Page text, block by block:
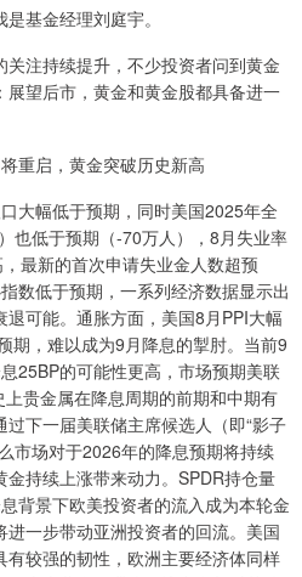
基金经理刘庭宇。
注持续提升，不少投资者问到黄金
望后市，黄金和黄金股都具备进一
启，黄金突破历史新高
幅低于预期，同时美国2025年全
也低于预期（-70万人），8月失业率
最新的首次申请失业金人数超预
数低于预期，一系列经济数据显示出
可能。通胀方面，美国8月PPI大幅
期，难以成为9月降息的掣肘。当前9
25BP的可能性更高，市场预期美联
贵金属在降息周期的前期和中期有
下一届美联储主席候选人（即“影子
市场对于2026年的降息预期将持续
持续上涨带来动力。SPDR持仓量
背景下欧美投资者的流入成为本轮金
一步带动亚洲投资者的回流。美国
较强的韧性，欧洲主要经济体同样